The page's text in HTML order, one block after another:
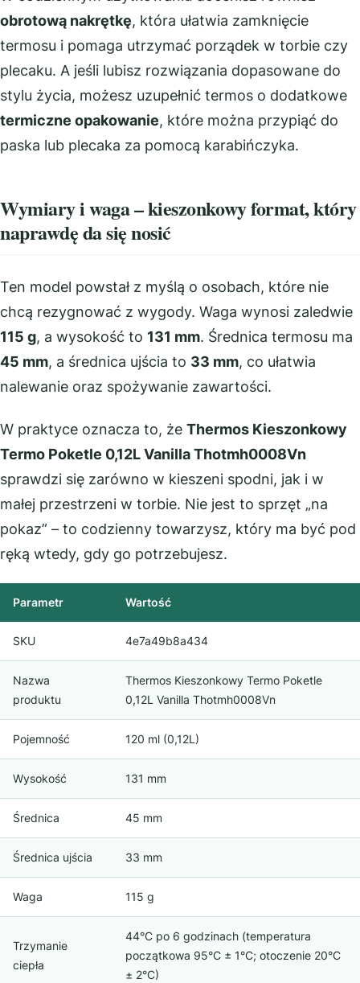
obrotową nakrętkę, która ułatwia zamknięcie
termosu i pomaga utrzymać porządek w torbie czy
plecaku. A jeśli lubisz rozwiązania dopasowane do
stylu życia, możesz uzupełnić termos o dodatkowe
termiczne opakowanie, które można przypiąć do
paska lub plecaka za pomocą karabińczyka.
Wymiary i waga – kieszonkowy format, który
naprawdę da się nosić
Ten model powstał z myślą o osobach, które nie
chcą rezygnować z wygody. Waga wynosi zaledwie
115 g, a wysokość to 131 mm. Średnica termosu ma
45 mm, a średnica ujścia to 33 mm, co ułatwia
nalewanie oraz spożywanie zawartości.
W praktyce oznacza to, że Thermos Kieszonkowy
Termo Poketle 0,12L Vanilla Thotmh0008Vn
sprawdzi się zarówno w kieszeni spodni, jak i w
małej przestrzeni w torbie. Nie jest to sprzęt „na
pokaz” – to codzienny towarzysz, który ma być pod
ręką wtedy, gdy go potrzebujesz.
Parametr Wartość
SKU 4e7a49b8a434
Nazwa
produktu
Thermos Kieszonkowy Termo Poketle
0,12L Vanilla Thotmh0008Vn
Pojemność 120 ml (0,12L)
Wysokość 131 mm
Średnica 45 mm
Średnica ujścia 33 mm
Waga 115 g
Trzymanie
ciepła
44°C po 6 godzinach (temperatura
początkowa 95°C ± 1°C; otoczenie 20°C
± 2°C)